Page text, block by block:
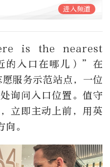
进入频道
is the nearest
的入口在哪儿）”在
服务示范站点，一位
询问入口位置。值守
立即主动上前，用英
。